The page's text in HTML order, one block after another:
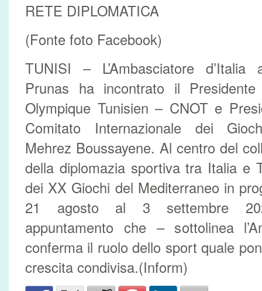
RETE DIPLOMATICA
(Fonte foto Facebook)
TUNISI – L’Ambasciatore
Prunas ha incontrato il
Olympique Tunisien – CNOT e
Comitato Internazionale dei
Mehrez Boussayene. Al centro del
della diplomazia sportiva tra Italia e
dei XX Giochi del Mediterraneo in
21 agosto al 3 settembre
appuntamento che – sottolinea
conferma il ruolo dello sport quale
crescita condivisa.(Inform)